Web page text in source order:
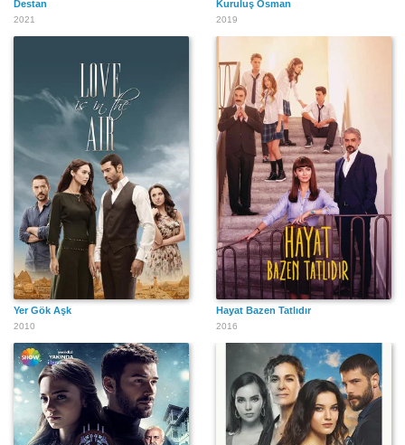
Destan
2021
Kuruluş Osman
2019
Yer Gök Aşk
2010
Hayat Bazen Tatlıdır
2016